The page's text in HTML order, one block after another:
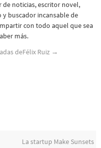
de noticias, escritor novel,
buscador incansable de
con todo aquel que sea
más.
deFélix Ruiz →
La startup Make Sunsets